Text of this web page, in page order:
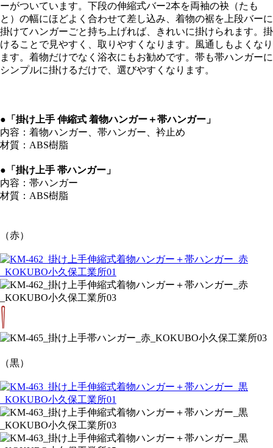
ーがついています。下段の伸縮式バー2本を両袖の袂（たも
と）の幅にほどよく合わせて差し込み、着物の裾を上段バーに
掛けてハンガーごと持ち上げれば、きれいに掛けられます。掛
けることで見やすく、取りやすくなります。風通しもよくなり
ます。着物だけでなく浴衣にもお勧めです。帯も帯ハンガーに
シンプルに掛けるだけで、選びやすくなります。
●「掛け上手 伸縮式 着物ハンガー＋帯ハンガー」
内容：着物ハンガー、帯ハンガー、衿止め
材質：ABS樹脂
●「掛け上手 帯ハンガー」
内容：帯ハンガー
材質：ABS樹脂
（赤）
（黒）